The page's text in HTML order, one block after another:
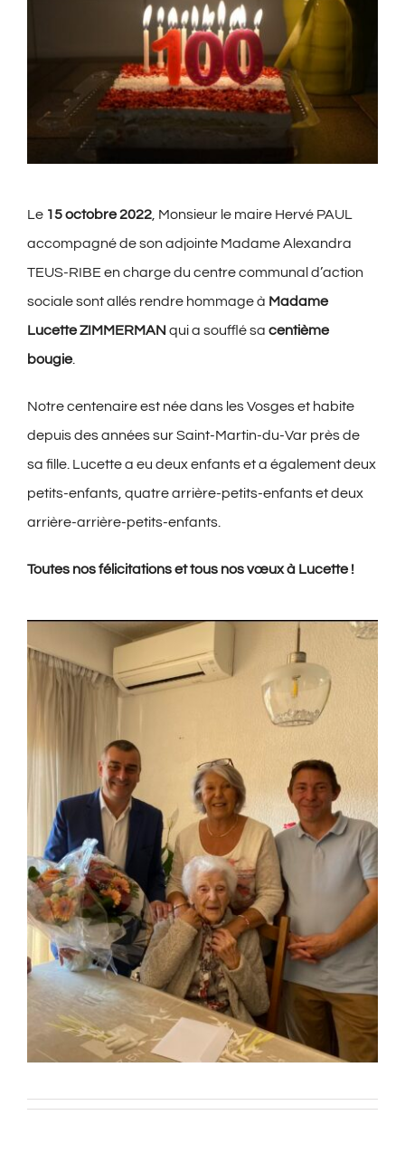
Le 15 octobre 2022, Monsieur le maire Hervé PAUL
accompagné de son adjointe Madame Alexandra
TEUS-RIBE en charge du centre communal d’action
sociale sont allés rendre hommage à Madame
Lucette ZIMMERMAN qui a soufflé sa centième
bougie.
Notre centenaire est née dans les Vosges et habite
depuis des années sur Saint-Martin-du-Var près de
sa fille. Lucette a eu deux enfants et a également deux
petits-enfants, quatre arrière-petits-enfants et deux
arrière-arrière-petits-enfants.
Toutes nos félicitations et tous nos vœux à Lucette !